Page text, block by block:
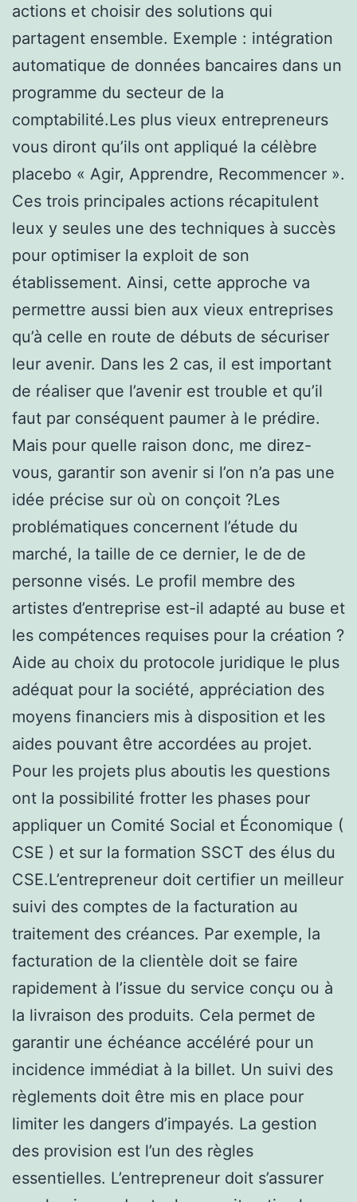
actions et choisir des solutions qui
partagent ensemble. Exemple : intégration
automatique de données bancaires dans un
programme du secteur de la
comptabilité.Les plus vieux entrepreneurs
vous diront qu’ils ont appliqué la célèbre
placebo « Agir, Apprendre, Recommencer ».
Ces trois principales actions récapitulent
leux y seules une des techniques à succès
pour optimiser la exploit de son
établissement. Ainsi, cette approche va
permettre aussi bien aux vieux entreprises
qu’à celle en route de débuts de sécuriser
leur avenir. Dans les 2 cas, il est important
de réaliser que l’avenir est trouble et qu’il
faut par conséquent paumer à le prédire.
Mais pour quelle raison donc, me direz-
vous, garantir son avenir si l’on n’a pas une
idée précise sur où on conçoit ?Les
problématiques concernent l’étude du
marché, la taille de ce dernier, le de de
personne visés. Le profil membre des
artistes d’entreprise est-il adapté au buse et
les compétences requises pour la création ?
Aide au choix du protocole juridique le plus
adéquat pour la société, appréciation des
moyens financiers mis à disposition et les
aides pouvant être accordées au projet.
Pour les projets plus aboutis les questions
ont la possibilité frotter les phases pour
appliquer un Comité Social et Économique (
CSE ) et sur la formation SSCT des élus du
CSE.L’entrepreneur doit certifier un meilleur
suivi des comptes de la facturation au
traitement des créances. Par exemple, la
facturation de la clientèle doit se faire
rapidement à l’issue du service conçu ou à
la livraison des produits. Cela permet de
garantir une échéance accéléré pour un
incidence immédiat à la billet. Un suivi des
règlements doit être mis en place pour
limiter les dangers d’impayés. La gestion
des provision est l’un des règles
essentielles. L’entrepreneur doit s’assurer